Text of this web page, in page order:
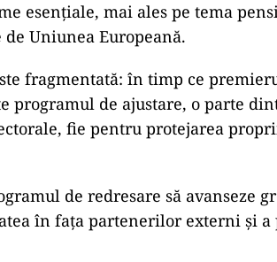
esențiale, mai ales pe tema
Uniunea Europeană.
fragmentată: în timp ce
programul de ajustare, o parte
fie pentru protejarea
de redresare să avanseze
în fața partenerilor externi și a